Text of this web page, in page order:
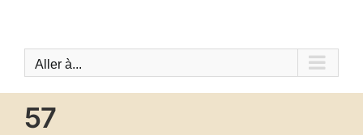
Aller à...
57